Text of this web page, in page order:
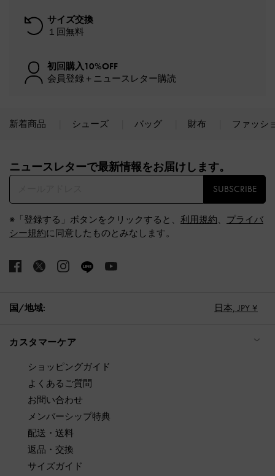
サイズ交換
１回無料
初回購入10%OFF
会員登録＋ニュースレター購読
新着商品 シューズ バッグ 財布 ファッシ
ニュースレターで最新情報をお届けします。​
SUBSCRIBE
※「登録する」ボタンをクリックすると、 利用規約、 プライバ
シー規約に同意したものとみなします。
国/地域: 日本, JPY ¥
カスタマーケア
ショッピングガイド
よくあるご質問
お問い合わせ
メンバーシップ特典
配送・送料
返品・交換
サイズガイド